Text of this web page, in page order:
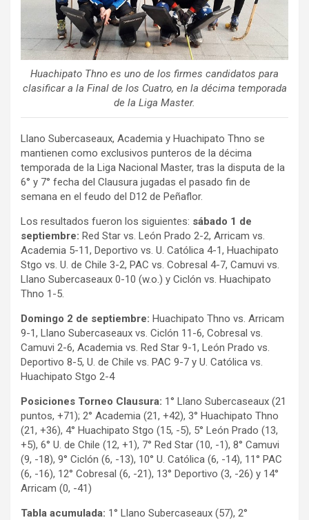
Huachipato Thno es uno de los firmes candidatos para
clasificar a la Final de los Cuatro, en la décima temporada
de la Liga Master.
Llano Subercaseaux, Academia y Huachipato Thno se
mantienen como exclusivos punteros de la décima
temporada de la Liga Nacional Master, tras la disputa de la
6° y 7° fecha del Clausura jugadas el pasado fin de
semana en el feudo del D12 de Peñaflor.
Los resultados fueron los siguientes: sábado 1 de
septiembre: Red Star vs. León Prado 2-2, Arricam vs.
Academia 5-11, Deportivo vs. U. Católica 4-1, Huachipato
Stgo vs. U. de Chile 3-2, PAC vs. Cobresal 4-7, Camuvi vs.
Llano Subercaseaux 0-10 (w.o.) y Ciclón vs. Huachipato
Thno 1-5.
Domingo 2 de septiembre: Huachipato Thno vs. Arricam
9-1, Llano Subercaseaux vs. Ciclón 11-6, Cobresal vs.
Camuvi 2-6, Academia vs. Red Star 9-1, León Prado vs.
Deportivo 8-5, U. de Chile vs. PAC 9-7 y U. Católica vs.
Huachipato Stgo 2-4
Posiciones Torneo Clausura: 1° Llano Subercaseaux (21
puntos, +71); 2° Academia (21, +42), 3° Huachipato Thno
(21, +36), 4° Huachipato Stgo (15, -5), 5° León Prado (13,
+5), 6° U. de Chile (12, +1), 7° Red Star (10, -1), 8° Camuvi
(9, -18), 9° Ciclón (6, -13), 10° U. Católica (6, -14), 11° PAC
(6, -16), 12° Cobresal (6, -21), 13° Deportivo (3, -26) y 14°
Arricam (0, -41)
Tabla acumulada: 1° Llano Subercaseaux (57), 2°